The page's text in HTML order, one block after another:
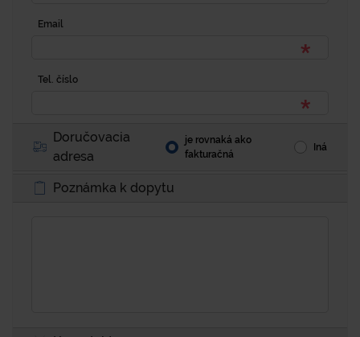
Email
Tel. číslo
Doručovacia
adresa
je rovnaká ako
fakturačná
Iná
Poznámka k dopytu